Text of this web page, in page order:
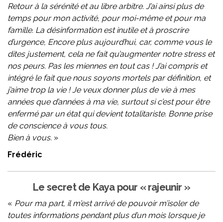
Retour à la sérénité et au libre arbitre. J’ai ainsi plus de
temps pour mon activité, pour moi-même et pour ma
famille. La désinformation est inutile et à proscrire
d’urgence, Encore plus aujourd’hui, car, comme vous le
dites justement, cela ne fait qu’augmenter notre stress et
nos peurs. Pas les miennes en tout cas ! J’ai compris et
intégré le fait que nous soyons mortels par définition, et
j’aime trop la vie ! Je veux donner plus de vie à mes
années que d’années à ma vie, surtout si c’est pour être
enfermé par un état qui devient totalitariste. Bonne prise
de conscience à vous tous.
Bien à vous. »
Frédéric
Le secret de Kaya pour « rajeunir »
« Pour ma part, il m’est arrivé de pouvoir m’isoler de
toutes informations pendant plus d’un mois lorsque je